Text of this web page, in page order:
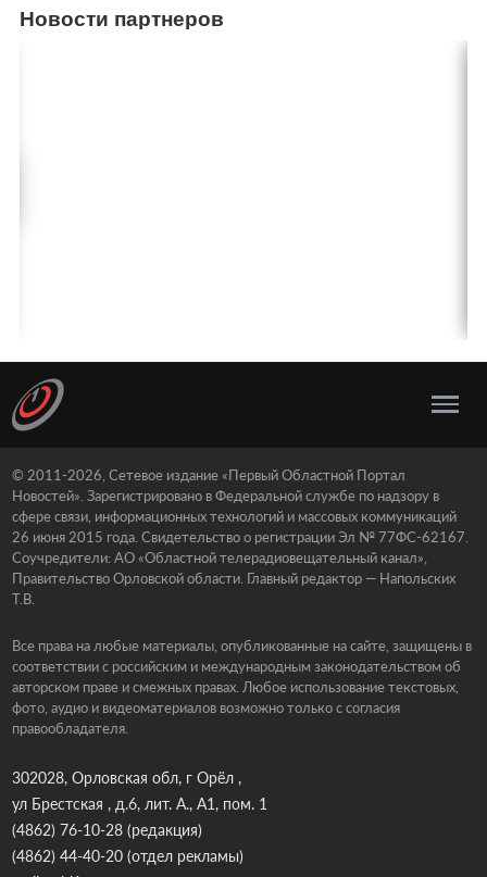
Новости партнеров
© 2011-2026, Сетевое издание «Первый Областной Портал
Новостей». Зарегистрировано в Федеральной службе по надзору в
сфере связи, информационных технологий и массовых коммуникаций
26 июня 2015 года. Свидетельство о регистрации Эл № 77ФС-62167.
Соучредители: АО «Областной телерадиовещательный канал»,
Правительство Орловской области. Главный редактор — Напольских
Т.В.
Все права на любые материалы, опубликованные на сайте, защищены в
соответствии с российским и международным законодательством об
авторском праве и смежных правах. Любое использование текстовых,
фото, аудио и видеоматериалов возможно только с согласия
правообладателя.
302028, Орловская обл, г Орёл ,
ул Брестская , д.6, лит. А., А1, пом. 1
(4862) 76-10-28(редакция)
(4862) 44-40-20(отдел рекламы)